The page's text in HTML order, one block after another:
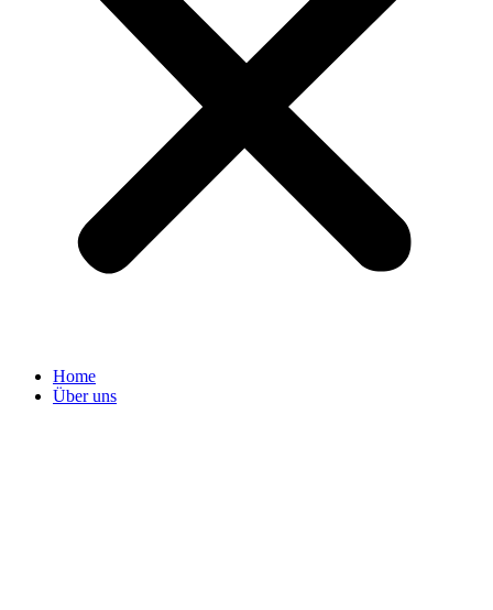
Home
Über uns